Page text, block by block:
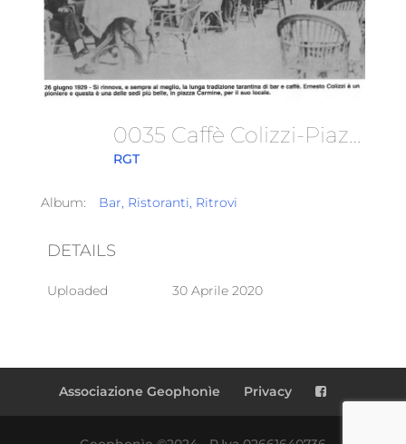
RGT
Album: Bar, Ristoranti, Ritrovi
DETAILS
Uploaded 30 Aprile 2020
Associazione Geophonìe Privacy